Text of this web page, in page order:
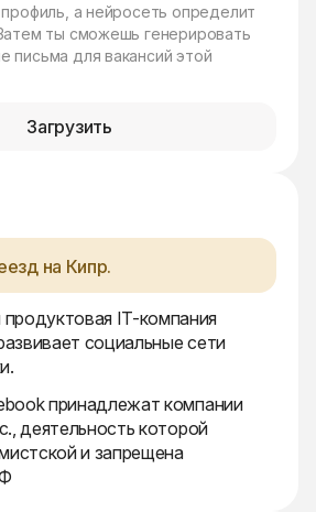
а нейросеть определит
ты сможешь генерировать
письма для вакансий этой
Загрузить
на Кипр.
IT-компания
социальные сети
принадлежат компании
деятельность которой
и запрещена